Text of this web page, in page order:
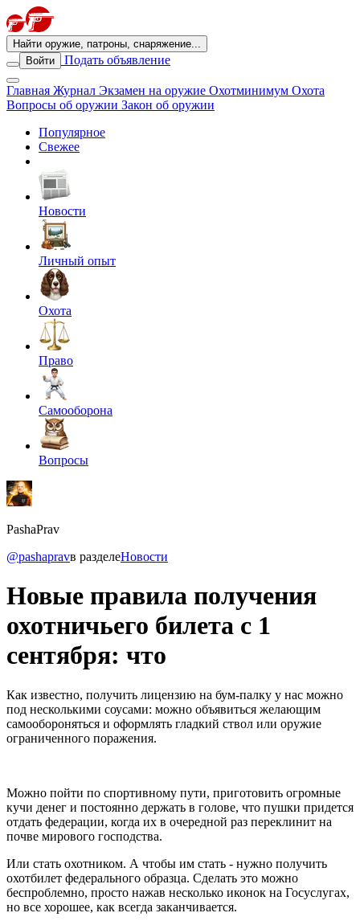
Найти оружие, патроны, снаряжение...
Войти
Подать объявление
Главная Журнал Экзамен на оружие Охотминимум Охота
Вопросы об оружии Закон об оружии
Популярное
Свежее
Новости
Личный опыт
Охота
Право
Самооборона
Вопросы
PashaPrav
@pashapravв разделеНовости
Новые правила получения
охотничьего билета с 1
сентября: что
Как известно, получить лицензию на бум-палку у нас можно
под несколькими соусами: можно объявиться желающим
самообороняться и оформлять гладкий ствол или оружие
ограниченного поражения.
Можно пойти по спортивному пути, приготовить огромные
кучи денег и постоянно держать в голове, что пушки придется
отдать федерации, когда их в очередной раз переклинит на
почве мирового господства.
Или стать охотником. А чтобы им стать - нужно получить
охотбилет федерального образца. Сделать это можно
беспроблемно, просто нажав несколько иконок на Госуслугах,
но все хорошее, как всегда заканчивается.